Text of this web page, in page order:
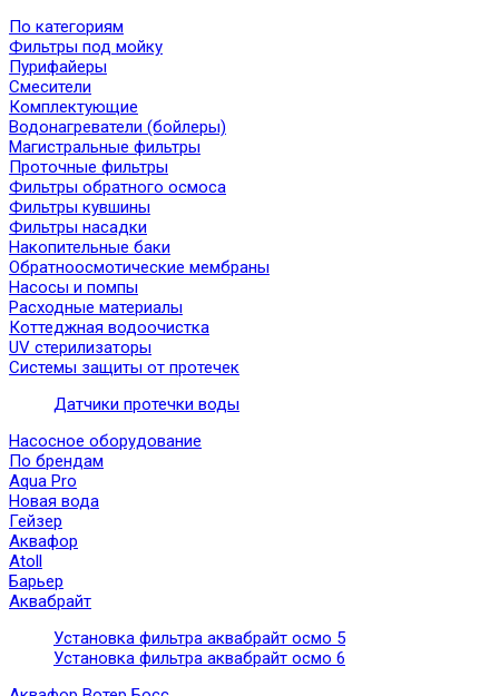
По категориям
Фильтры под мойку
Пурифайеры
Смесители
Комплектующие
Водонагреватели (бойлеры)
Магистральные фильтры
Проточные фильтры
Фильтры обратного осмоса
Фильтры кувшины
Фильтры насадки
Накопительные баки
Обратноосмотические мембраны
Насосы и помпы
Расходные материалы
Коттеджная водоочистка
UV стерилизаторы
Системы защиты от протечек
Датчики протечки воды
Насосное оборудование
По брендам
Aqua Pro
Новая вода
Гейзер
Аквафор
Atoll
Барьер
Аквабрайт
Установка фильтра аквабрайт осмо 5
Установка фильтра аквабрайт осмо 6